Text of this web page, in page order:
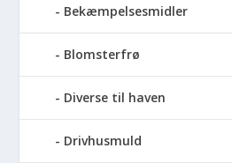
Bekæmpelsesmidler
Blomsterfrø
Diverse til haven
Drivhusmuld